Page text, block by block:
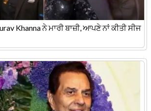
Khanna ਨੇ ਮਾਰੀ ਬਾਜ਼ੀ, ਆਪਣੇ ਨਾਂ ਕੀਤੀ ਸੀਜ